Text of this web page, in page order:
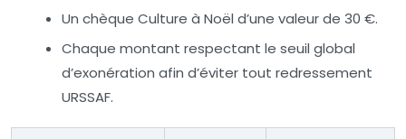
Un chèque Culture à Noël d’une valeur de 30 €.
Chaque montant respectant le seuil global
d’exonération afin d’éviter tout redressement
URSSAF.